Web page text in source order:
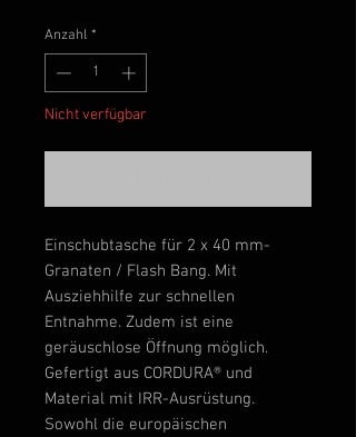
Anzahl *
Nicht verfügbar
Einschubtasche für 2 x 40 mm-
Granaten / Flash Bang. Mit
Ausziehhilfe zur schnellen
Entnahme. Zudem ist eine
geräuschlose Öffnung möglich.
Gefertigt aus CORDURA® und
Material mit IRR-Ausrüstung.
Sowohl die europäischen